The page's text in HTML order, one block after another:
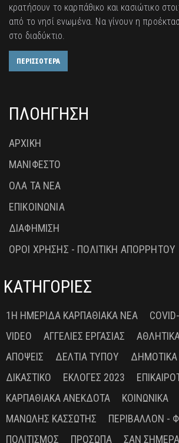
κρατήσουν το καρπάθικο και κασιώτικο
από το νησί ενωμένα. Να γίνουν η
στο διαδύκτιο.
ΠΕΡΙΣΣΟΤΕΡΑ
ΠΛΟΗΓΗΣΗ
ΑΡΧΙΚΗ
ΜΑΝΙΦΕΣΤΟ
ΟΛΑ ΤΑ ΝΕΑ
ΕΠΙΚΟΙΝΩΝΙΑ
ΔΙΑΦΗΜΙΣΗ
ΟΡΟΙ ΧΡΗΣΗΣ - ΠΟΛΙΤΙΚΗ ΑΠΟΡΡΗΤΟΥ
ΚΑΤΗΓΟΡΙΕΣ
1Η ΗΜΕΡΊΔΑ ΚΑΡΠΑΘΙΑΚΆ ΝΈΑ
VIDEO
ΑΓΓΕΛΊΕΣ ΕΡΓΑΣΊΑΣ
ΑΠΌΨΕΙΣ
ΔΕΛΤΊΑ ΤΎΠΟΥ ΔΗΜΟΤΙΚΆ
ΔΙΚΑΣΤΙΚΌ
ΕΚΛΟΓΈΣ 2023
ΚΑΡΠΑΘΙΑΚΆ ΑΝΈΚΔΟΤΑ
ΚΟΙΝΩΝΙΚΆ
ΜΑΝΏΛΗΣ ΚΑΣΣΏΤΗΣ
ΠΕΡΙΒΆΛΛΟΝ -
ΠΟΛΙΤΙΣΜΌΣ
ΠΡΌΣΩΠΑ ΣΑΝ